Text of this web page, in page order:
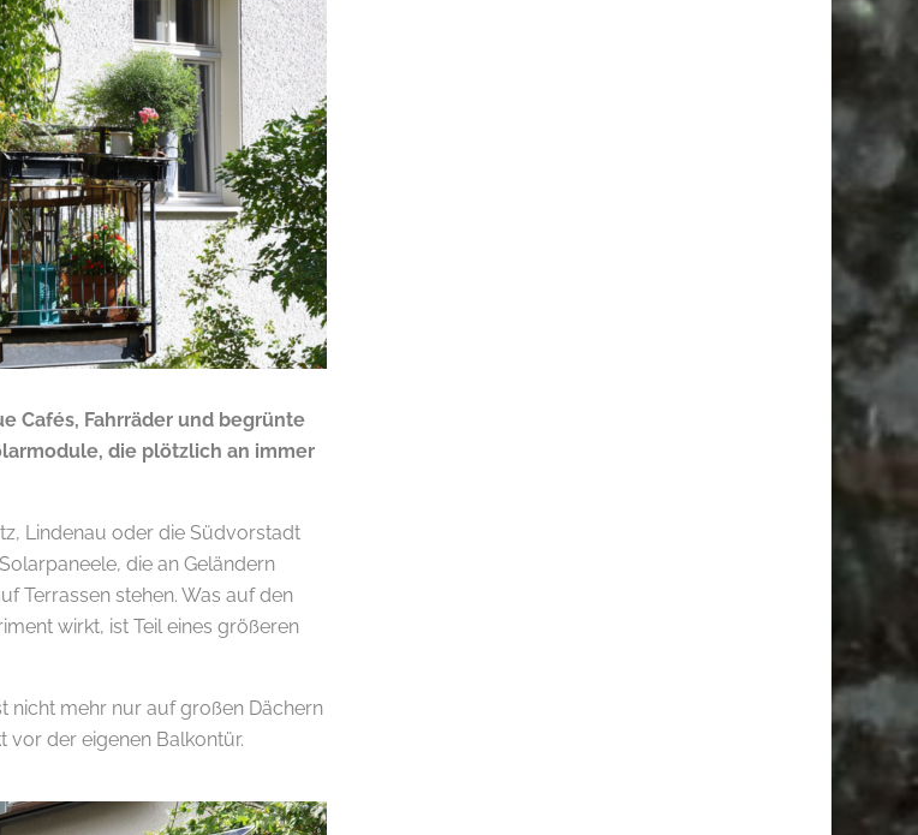
Cafés, Fahrräder und begrünte
die plötzlich an immer
Lindenau oder die Südvorstadt
die an Geländern
Terrassen stehen. Was auf den
wirkt, ist Teil eines größeren
nicht mehr nur auf großen Dächern
vor der eigenen Balkontür.